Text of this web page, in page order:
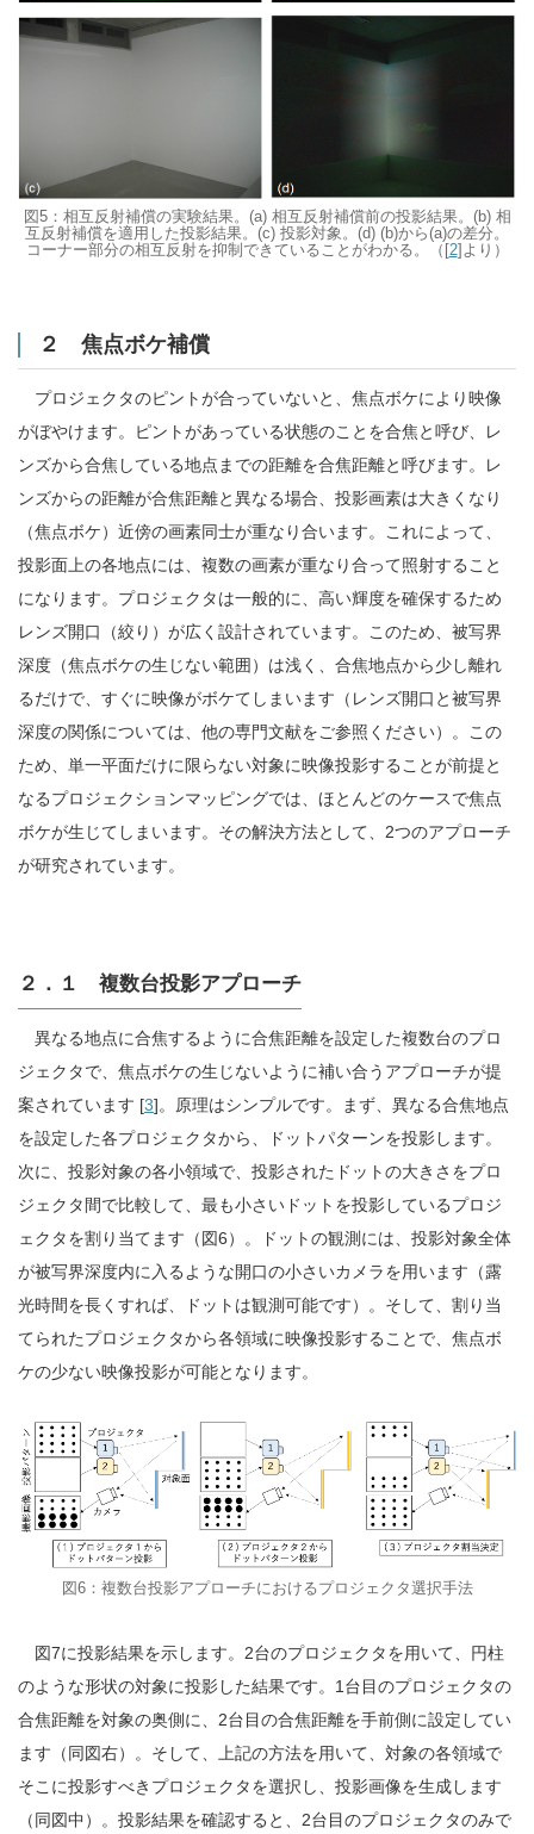
図5：相互反射補償の実験結果。(a) 相互反射補償前の投影結果。(b) 相
互反射補償を適用した投影結果。(c) 投影対象。(d) (b)から(a)の差分。
コーナー部分の相互反射を抑制できていることがわかる。（[2]より）
２ 焦点ボケ補償
プロジェクタのピントが合っていないと、焦点ボケにより映像
がぼやけます。ピントがあっている状態のことを合焦と呼び、レ
ンズから合焦している地点までの距離を合焦距離と呼びます。レ
ンズからの距離が合焦距離と異なる場合、投影画素は大きくなり
（焦点ボケ）近傍の画素同士が重なり合います。これによって、
投影面上の各地点には、複数の画素が重なり合って照射すること
になります。プロジェクタは一般的に、高い輝度を確保するため
レンズ開口（絞り）が広く設計されています。このため、被写界
深度（焦点ボケの生じない範囲）は浅く、合焦地点から少し離れ
るだけで、すぐに映像がボケてしまいます（レンズ開口と被写界
深度の関係については、他の専門文献をご参照ください）。この
ため、単一平面だけに限らない対象に映像投影することが前提と
なるプロジェクションマッピングでは、ほとんどのケースで焦点
ボケが生じてしまいます。その解決方法として、2つのアプローチ
が研究されています。
２．１ 複数台投影アプローチ
異なる地点に合焦するように合焦距離を設定した複数台のプロ
ジェクタで、焦点ボケの生じないように補い合うアプローチが提
案されています [3]。原理はシンプルです。まず、異なる合焦地点
を設定した各プロジェクタから、ドットパターンを投影します。
次に、投影対象の各小領域で、投影されたドットの大きさをプロ
ジェクタ間で比較して、最も小さいドットを投影しているプロジ
ェクタを割り当てます（図6）。ドットの観測には、投影対象全体
が被写界深度内に入るような開口の小さいカメラを用います（露
光時間を長くすれば、ドットは観測可能です）。そして、割り当
てられたプロジェクタから各領域に映像投影することで、焦点ボ
ケの少ない映像投影が可能となります。
図6：複数台投影アプローチにおけるプロジェクタ選択手法
図7に投影結果を示します。2台のプロジェクタを用いて、円柱
のような形状の対象に投影した結果です。1台目のプロジェクタの
合焦距離を対象の奥側に、2台目の合焦距離を手前側に設定してい
ます（同図右）。そして、上記の方法を用いて、対象の各領域で
そこに投影すべきプロジェクタを選択し、投影画像を生成します
（同図中）。投影結果を確認すると、2台目のプロジェクタのみで